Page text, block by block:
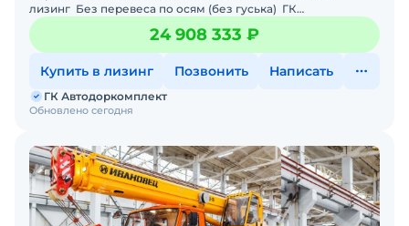
лизинг Без перевеса по осям (без гуська) ГК
“Автодоркомплект” - о
24 908 333 ₽
Купить в лизинг Позвонить Написать
Обновлено сегодня
ГК Автодоркомплект